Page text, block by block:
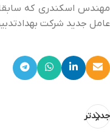
مهندس اسکندری که
عامل جدید شرکت
جدیدتر